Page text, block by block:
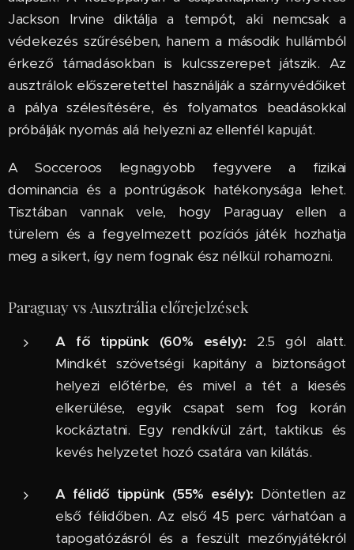
Jackson Irvine diktálja a tempót, aki nemcsak a
védekezés szűrésében, hanem a második hullámból
érkező támadásokban is kulcsszerepet játszik. Az
ausztrálok előszeretettel használják a szárnyvédőiket
a pálya szélesítésére, és folyamatos beadásokkal
próbálják nyomás alá helyezni az ellenfél kapuját.
A Socceroos legnagyobb fegyvere a fizikai
dominancia és a pontrúgások hatékonysága lehet.
Tisztában vannak vele, hogy Paraguay ellen a
türelem és a fegyelmezett pozíciós játék hozhatja
meg a sikert, így nem fognak ész nélkül rohamozni.
Paraguay vs Ausztrália előrejelzések
A fő tippünk (60% esély): 2.5 gól alatt.
Mindkét szövetségi kapitány a biztonságot
helyezi előtérbe, és mivel a tét a kiesés
elkerülése, egyik csapat sem fog korán
kockáztatni. Egy rendkívül zárt, taktikus és
kevés helyzetet hozó csatára van kilátás.
A félidő tippünk (55% esély): Döntetlen az
első félidőben. Az első 45 perc várhatóan a
tapogatózásról és a feszült mezőnyjátékról